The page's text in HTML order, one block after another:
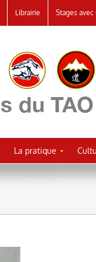
Librairie Stages avec
La pratique